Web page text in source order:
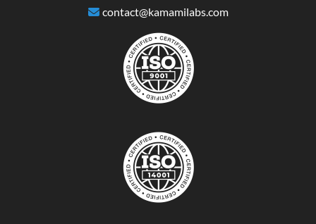
contact@kamamilabs.com